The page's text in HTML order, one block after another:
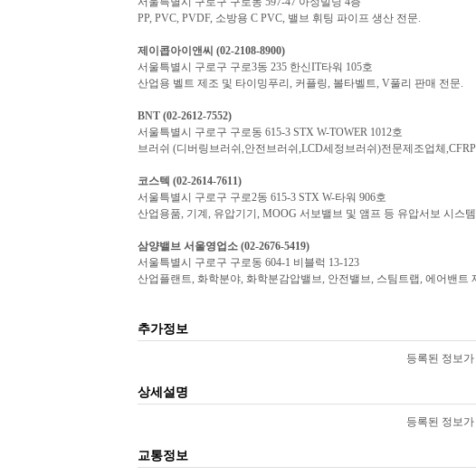
PP, PVC, PVDF, 소방용 C PVC, 밸브 휘팅 파이프 생산 전문.
제이콥아이앤씨 (02-2108-8900)
서울특별시 구로구 구로3동 235 한신IT타워 105호
산업용 벨트 제조 및 타이밍푸리, 커플링, 볼타벨트, V풀리 판매 전문.
BNT (02-2612-7552)
서울특별시 구로구 구로동 615-3 STX W-TOWER 1012호
브러쉬 (디버링브러쉬,안전브러쉬,LCD세정브러쉬)전문제조업체
코스텍 (02-2614-7611)
서울특별시 구로구 구로2동 615-3 STX W-타워 906호
산업용품, 기계, 유압기기, MOOG 서보밸브 및 앰프 등 유압서보 시스
삼양밸브 서울영업소 (02-2676-5419)
서울특별시 구로구 구로동 604-1 비블럭 13-123
산업플랜트, 화학분야, 화학분감압밸브, 안전밸브, 스팀트랩, 에어밴트
추가정보
등록된 정보
상세설명
등록된 정보
교통정보